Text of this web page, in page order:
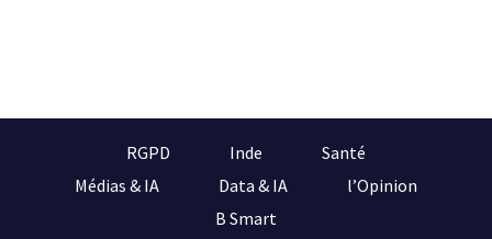
RGPD Inde
Santé
Médias & IA
Data & IA
l’Opinion
B Smart